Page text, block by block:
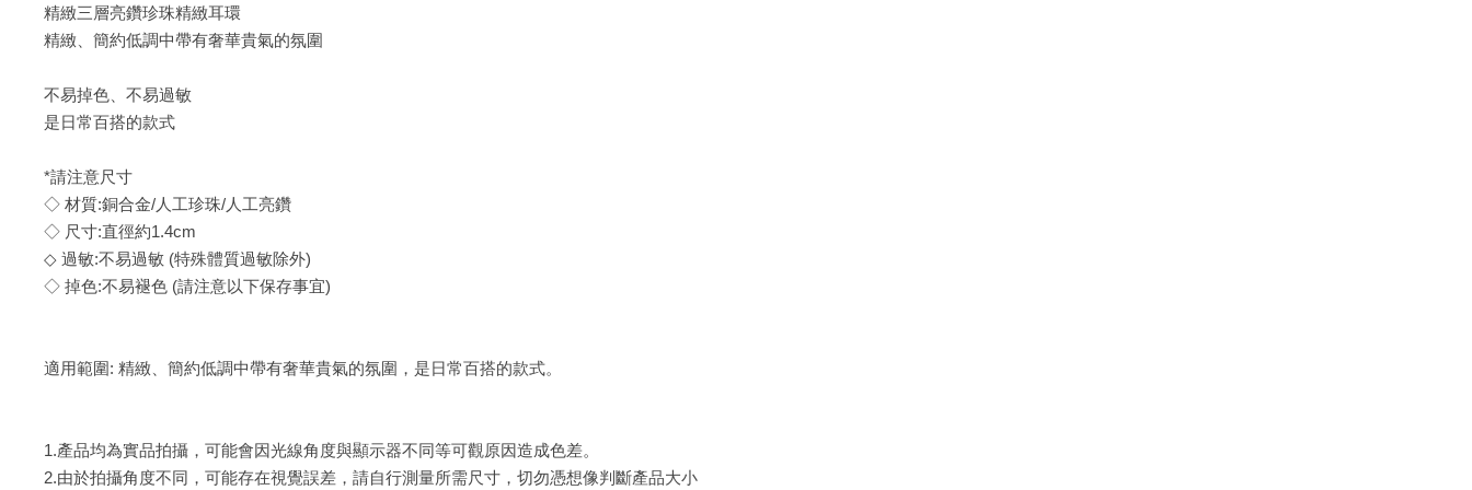
精緻三層亮鑽珍珠精緻耳環
精緻、簡約低調中帶有奢華貴氣的氛圍
不易掉色、不易過敏
是日常百搭的款式
*請注意尺寸
◇ 材質:銅合金/人工珍珠/人工亮鑽
◇ 尺寸:直徑約1.4cm
◇ 過敏:不易過敏 (特殊體質過敏除外)
◇ 掉色:不易褪色 (請注意以下保存事宜)
適用範圍: 精緻、簡約低調中帶有奢華貴氣的氛圍，是日常百搭的款式。
1.產品均為實品拍攝，可能會因光線角度與顯示器不同等可觀原因造成色差。
2.由於拍攝角度不同，可能存在視覺誤差，請自行測量所需尺寸，切勿憑想像判斷產品大小